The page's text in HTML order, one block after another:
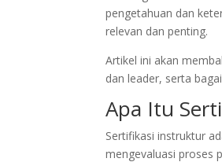
p
p
o
k
n
pengetahuan dan
relevan dan penting.
Artikel ini akan
dan leader, serta
Apa Itu
Sertifikasi instruktur
mengevaluasi proses